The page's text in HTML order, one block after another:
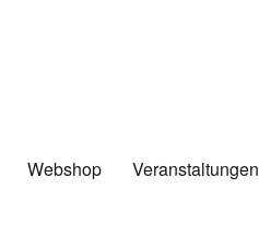
Webshop Veranstaltungen